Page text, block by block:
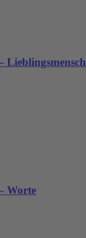
Lieblingsmensch
Worte